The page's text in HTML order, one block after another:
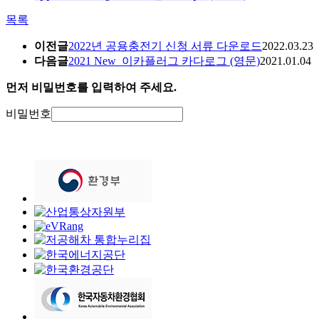
목록
이전글2022년 공용충전기 신청 서류 다운로드2022.03.23
다음글2021 New_이카플러그 카다로그 (영문)2021.01.04
먼저 비밀번호를 입력하여 주세요.
비밀번호